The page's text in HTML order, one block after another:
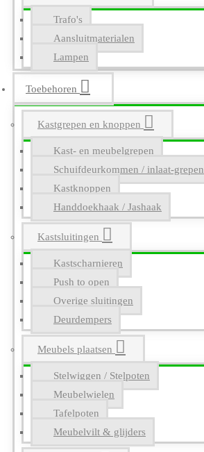
Trafo's
Aansluitmaterialen
Lampen
Toebehoren
Kastgrepen en knoppen
Kast- en meubelgrepen
Schuifdeurkommen / inlaat-grepen
Kastknoppen
Handdoekhaak / Jashaak
Kastsluitingen
Kastscharnieren
Push to open
Overige sluitingen
Deurdempers
Meubels plaatsen
Stelwiggen / Stelpoten
Meubelwielen
Tafelpoten
Meubelvilt & glijders